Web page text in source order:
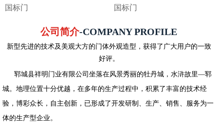
国标门 国标门
公司简介-COMPANY PROFILE
新型先进的技术及美观大方的门体外观造型，获得了广大用户的一致
好评。
郓城县祥明门业有限公司坐落在风景秀丽的牡丹城，水浒故里—郓
城。地理位置十分优越，在多年的生产过程中，积累了丰富的技术经
验，博彩众长，自主创新，已形成了开发研制、生产、销售、服务为一
体的生产型企业。